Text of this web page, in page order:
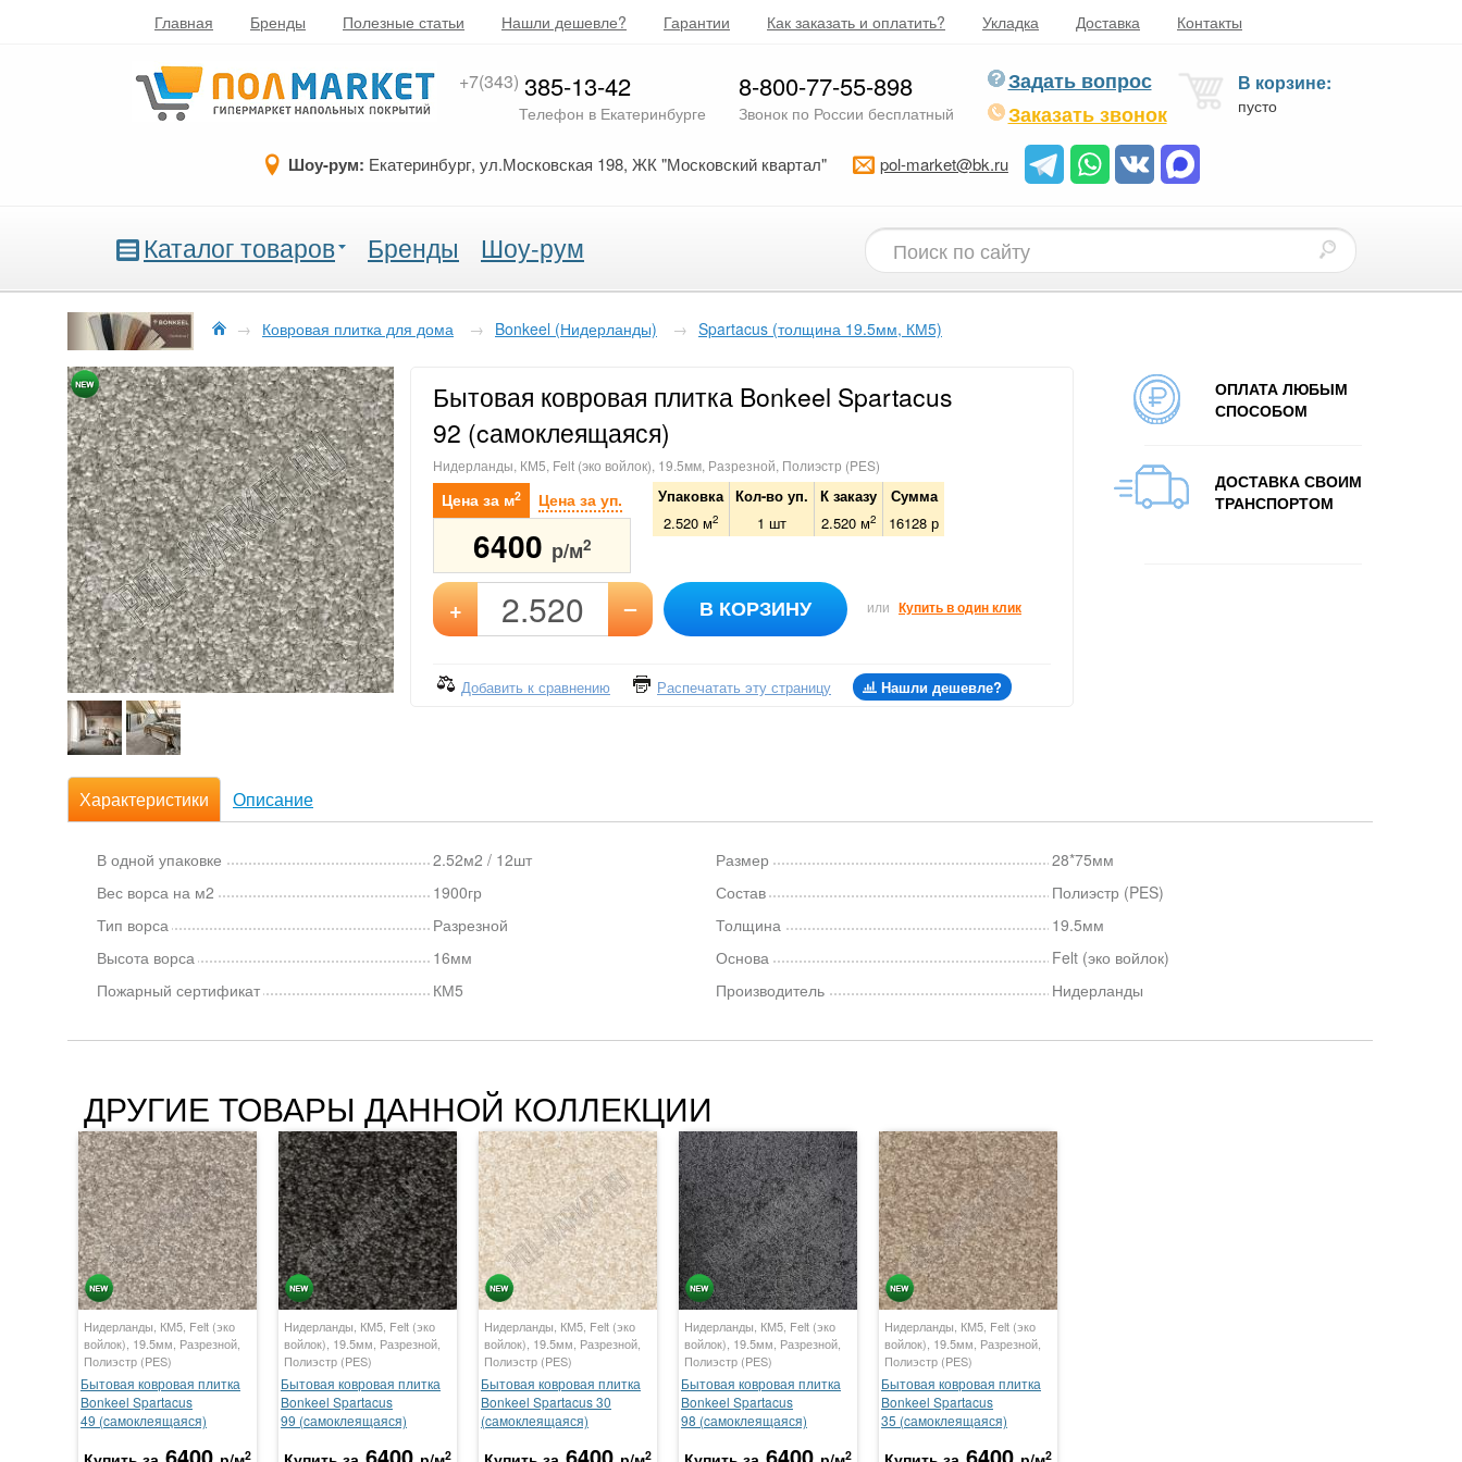
Главная Бренды Полезные статьи Нашли дешевле? Гарантии Как заказать и оплатить? Укладка Доставка Контакты
+7(343) 385-13-42
Телефон в Екатеринбурге
8-800-77-55-898
Звонок по России бесплатный
Задать вопрос
Заказать звонок
В корзине:
пусто
Шоу-рум: Екатеринбург, ул.Московская 198, ЖК "Московский квартал" pol-market@bk.ru
Каталог товаров Бренды Шоу-рум
→ Ковровая плитка для дома → Bonkeel (Нидерланды) → Spartacus (толщина 19.5мм, КМ5)
Бытовая ковровая плитка Bonkeel Spartacus
92 (cамоклеящаяся)
Нидерланды, КМ5, Felt (эко войлок), 19.5мм, Разрезной, Полиэстр (PES)
Цена за м2 Цена за уп.
6400 р/м2
Упаковка Кол-во уп. К заказу
Сумма
2.520 м2 1 шт 2.520 м2 16128 р
+ – В КОРЗИНУ или Купить в один клик
Добавить к сравнению Распечатать эту страницу Нашли дешевле?
ОПЛАТА ЛЮБЫМ
СПОСОБОМ
ДОСТАВКА СВОИМ
ТРАНСПОРТОМ
Характеристики Описание
В одной упаковке
2.52м2 / 12шт
Вес ворса на м2
1900гр
Тип ворса
Разрезной
Высота ворса
16мм
Пожарный сертификат
КМ5
Размер
28*75мм
Состав
Полиэстр (PES)
Толщина
19.5мм
Основа
Felt (эко войлок)
Производитель
Нидерланды
ДРУГИЕ ТОВАРЫ ДАННОЙ КОЛЛЕКЦИИ
Нидерланды, КМ5, Felt (эко
войлок), 19.5мм, Разрезной,
Полиэстр (PES)
Бытовая ковровая плитка
Bonkeel Spartacus
49 (cамоклеящаяся)
2
Нидерланды, КМ5, Felt (эко
войлок), 19.5мм, Разрезной,
Полиэстр (PES)
Бытовая ковровая плитка
Bonkeel Spartacus
99 (cамоклеящаяся)
2
Нидерланды, КМ5, Felt (эко
войлок), 19.5мм, Разрезной,
Полиэстр (PES)
Бытовая ковровая плитка
Bonkeel Spartacus 30
(cамоклеящаяся)
2
Нидерланды, КМ5, Felt (эко
войлок), 19.5мм, Разрезной,
Полиэстр (PES)
Бытовая ковровая плитка
Bonkeel Spartacus
98 (cамоклеящаяся)
2
Нидерланды, КМ5, Felt (эко
войлок), 19.5мм, Разрезной,
Полиэстр (PES)
Бытовая ковровая плитка
Bonkeel Spartacus
35 (cамоклеящаяся)
2